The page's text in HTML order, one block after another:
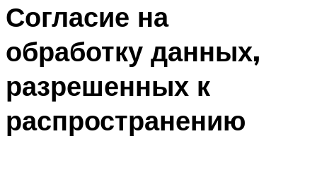
Согласие на
обработку данных,
разрешенных к
распространению